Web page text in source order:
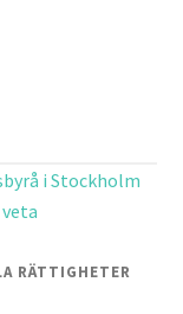
i Stockholm
RÄTTIGHETER